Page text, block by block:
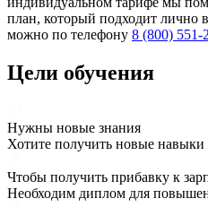
план, который подходит лично
можно по телефону 8 (800) 551-
Цели обучения
Нужны новые знания
Хотите получить новые
Чтобы получить прибавку к
Необходим диплом для